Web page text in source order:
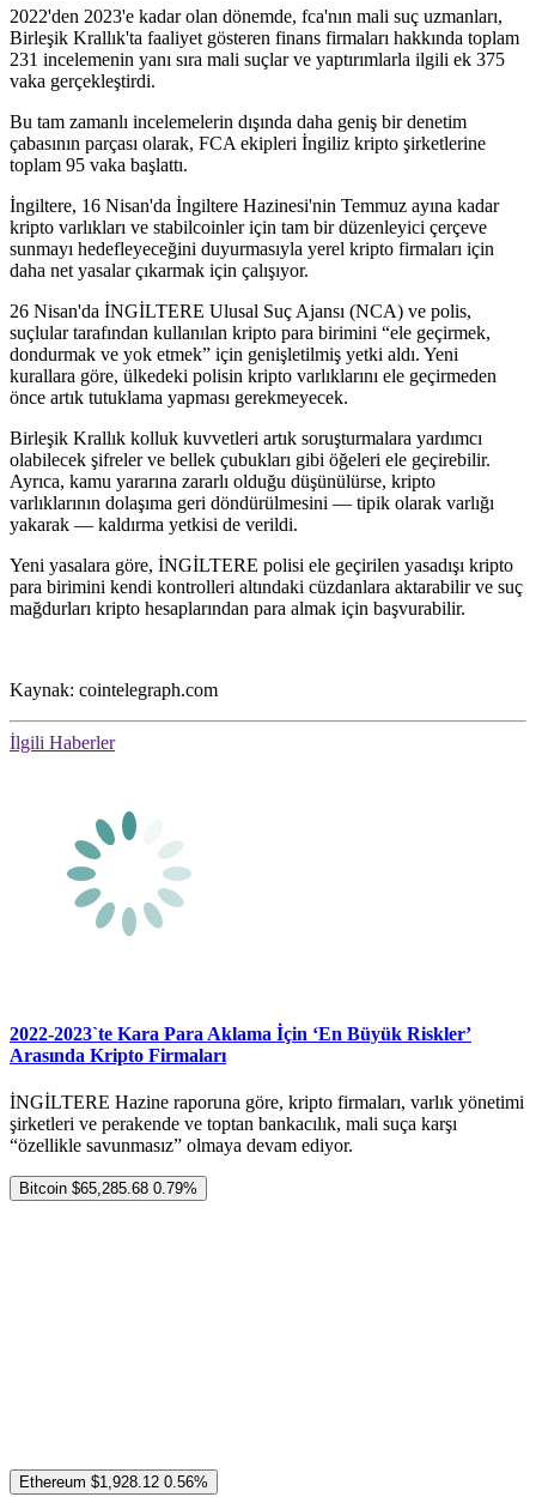
2022'den 2023'e kadar olan dönemde, fca'nın mali suç uzmanları,
Birleşik Krallık'ta faaliyet gösteren finans firmaları hakkında toplam
231 incelemenin yanı sıra mali suçlar ve yaptırımlarla ilgili ek 375
vaka gerçekleştirdi.
Bu tam zamanlı incelemelerin dışında daha geniş bir denetim
çabasının parçası olarak, FCA ekipleri İngiliz kripto şirketlerine
toplam 95 vaka başlattı.
İngiltere, 16 Nisan'da İngiltere Hazinesi'nin Temmuz ayına kadar
kripto varlıkları ve stabilcoinler için tam bir düzenleyici çerçeve
sunmayı hedefleyeceğini duyurmasıyla yerel kripto firmaları için
daha net yasalar çıkarmak için çalışıyor.
26 Nisan'da İNGİLTERE Ulusal Suç Ajansı (NCA) ve polis,
suçlular tarafından kullanılan kripto para birimini “ele geçirmek,
dondurmak ve yok etmek” için genişletilmiş yetki aldı. Yeni
kurallara göre, ülkedeki polisin kripto varlıklarını ele geçirmeden
önce artık tutuklama yapması gerekmeyecek.
Birleşik Krallık kolluk kuvvetleri artık soruşturmalara yardımcı
olabilecek şifreler ve bellek çubukları gibi öğeleri ele geçirebilir.
Ayrıca, kamu yararına zararlı olduğu düşünülürse, kripto
varlıklarının dolaşıma geri döndürülmesini — tipik olarak varlığı
yakarak — kaldırma yetkisi de verildi.
Yeni yasalara göre, İNGİLTERE polisi ele geçirilen yasadışı kripto
para birimini kendi kontrolleri altındaki cüzdanlara aktarabilir ve suç
mağdurları kripto hesaplarından para almak için başvurabilir.
Kaynak: cointelegraph.com
İlgili Haberler
2022-2023`te Kara Para Aklama İçin ‘En Büyük Riskler’
Arasında Kripto Firmaları
İNGİLTERE Hazine raporuna göre, kripto firmaları, varlık yönetimi
şirketleri ve perakende ve toptan bankacılık, mali suça karşı
“özellikle savunmasız” olmaya devam ediyor.
Bitcoin $65,285.68 0.79%
Ethereum $1,928.12 0.56%